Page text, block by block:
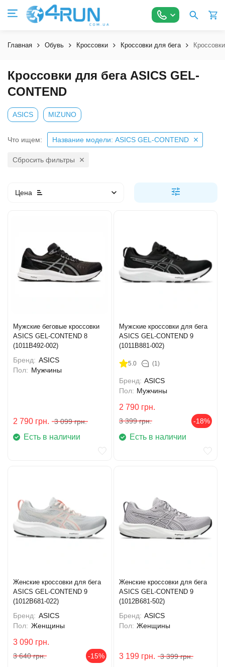
Главная Обувь Кроссовки Кроссовки для бега
Кроссовки для бега ASICS GEL-
CONTEND
ASICS MIZUNO
Что ищем: Название модели: ASICS GEL-CONTEND
Сбросить фильтры
Цена
Мужские беговые кроссовки
ASICS GEL-CONTEND 8
(1011B492-002)
Бренд: ASICS
Пол: Мужчины
2 790 грн. 3 099 грн.
Есть в наличии
Мужские кроссовки для бега
ASICS GEL-CONTEND 9
(1011B881-002)
5.0 (1)
Бренд: ASICS
Пол: Мужчины
2 790 грн.
3 399 грн. -18%
Есть в наличии
Женские кроссовки для бега
ASICS GEL-CONTEND 9
(1012B681-022)
Бренд: ASICS
Пол: Женщины
3 090 грн.
3 640 грн. -15%
Женские кроссовки для бега
ASICS GEL-CONTEND 9
(1012B681-502)
Бренд: ASICS
Пол: Женщины
3 199 грн. 3 399 грн.